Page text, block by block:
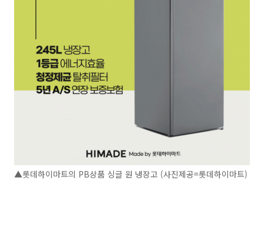
▲롯데하이마트의 PB상품 싱글 원 냉장고 (사진제공=롯데하이마트)